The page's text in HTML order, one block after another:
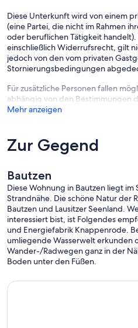
Diese Unterkunft wird von einem
(eine Partei, die nicht im Rahmen
oder beruflichen Tätigkeit handelt).
einschließlich Widerrufsrecht, gilt
jedoch von den vom privaten
Stornierungsbedingungen
Für zusätzliche Personen fallen
abhängig von den Bestimmungen
Mehr anzeigen
Zur Gegend
Bautzen
Diese Wohnung in Bautzen liegt
Strandnähe. Die schöne Natur der
Bautzen und Lausitzer Seenland.
interessiert bist, ist Folgendes
und Energiefabrik Knappenrode.
umliegende Wasserwelt erkunden
Wander-/Radwegen ganz in der
Boden unter den Füßen.